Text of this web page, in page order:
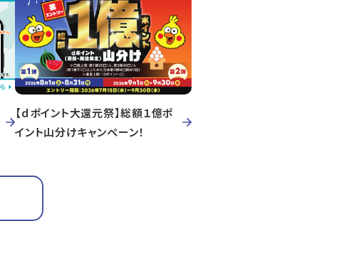
【ｄポイント大還元祭】総額１億ポ
イント山分けキャンペーン！